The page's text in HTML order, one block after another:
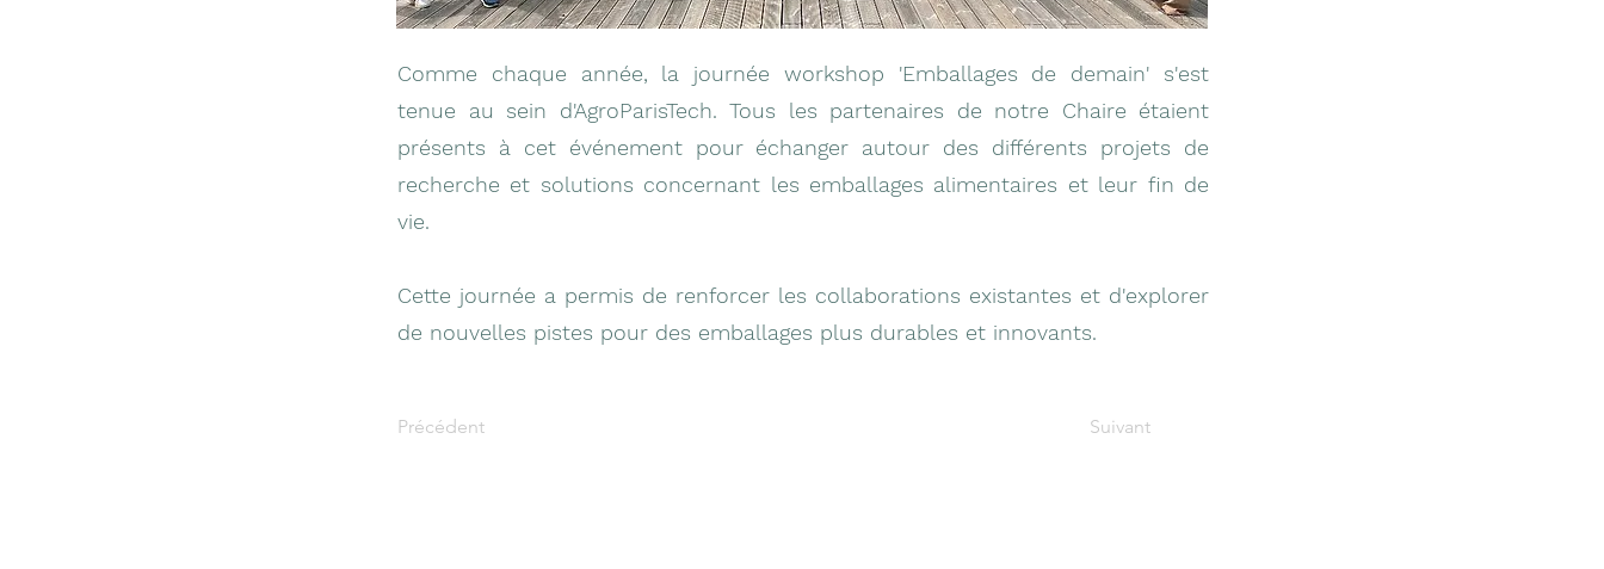
Comme chaque année, la journée workshop 'Emballages de demain' s'est
tenue au sein d'AgroParisTech. Tous les partenaires de notre Chaire étaient
présents à cet événement pour échanger autour des différents projets de
recherche et solutions concernant les emballages alimentaires et leur fin de
vie.
Cette journée a permis de renforcer les collaborations existantes et d'explorer
de nouvelles pistes pour des emballages plus durables et innovants.
Précédent Suivant